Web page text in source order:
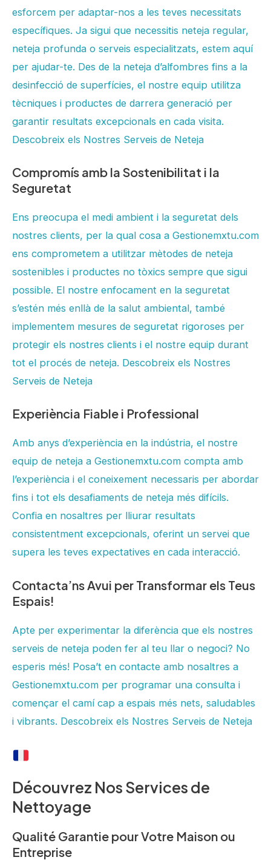
esforcem per adaptar-nos a les teves necessitats
específiques. Ja sigui que necessitis neteja regular,
neteja profunda o serveis especialitzats, estem aquí
per ajudar-te. Des de la neteja d’alfombres fins a la
desinfecció de superfícies, el nostre equip utilitza
tècniques i productes de darrera generació per
garantir resultats excepcionals en cada visita.
Descobreix els Nostres Serveis de Neteja
Compromís amb la Sostenibilitat i la
Seguretat
Ens preocupa el medi ambient i la seguretat dels
nostres clients, per la qual cosa a Gestionemxtu.com
ens comprometem a utilitzar mètodes de neteja
sostenibles i productes no tòxics sempre que sigui
possible. El nostre enfocament en la seguretat
s’estén més enllà de la salut ambiental, també
implementem mesures de seguretat rigoroses per
protegir els nostres clients i el nostre equip durant
tot el procés de neteja. Descobreix els Nostres
Serveis de Neteja
Experiència Fiable i Professional
Amb anys d’experiència en la indústria, el nostre
equip de neteja a Gestionemxtu.com compta amb
l’experiència i el coneixement necessaris per abordar
fins i tot els desafiaments de neteja més difícils.
Confia en nosaltres per lliurar resultats
consistentment excepcionals, oferint un servei que
supera les teves expectatives en cada interacció.
Contacta’ns Avui per Transformar els Teus
Espais!
Apte per experimentar la diferència que els nostres
serveis de neteja poden fer al teu llar o negoci? No
esperis més! Posa’t en contacte amb nosaltres a
Gestionemxtu.com per programar una consulta i
començar el camí cap a espais més nets, saludables
i vibrants. Descobreix els Nostres Serveis de Neteja
Découvrez Nos Services de
Nettoyage
Qualité Garantie pour Votre Maison ou
Entreprise